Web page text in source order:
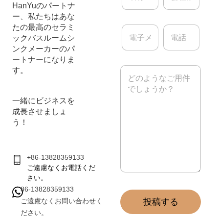
HanYuのパートナ
ー、私たちはあな
たの最高のセラミ
ックバスルームシ
ンクメーカーのパ
ートナーになりま
す。
一緒にビジネスを
成長させましょ
う！
+86-13828359133
ご遠慮なくお電話くだ
さい。
86-13828359133
ご遠慮なくお問い合わせく
ださい。
*
概
電
メ
ル
電
メ
投稿する